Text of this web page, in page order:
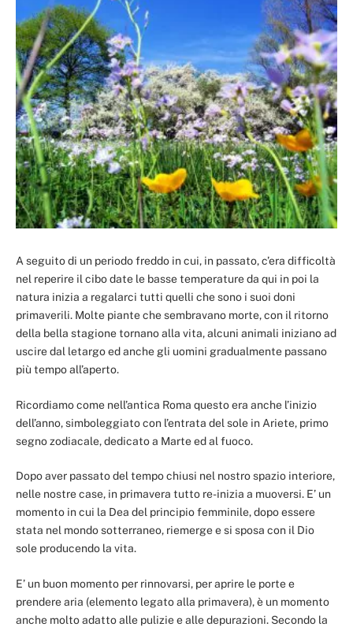
A seguito di un periodo freddo in cui, in passato, c’era difficoltà
nel reperire il cibo date le basse temperature da qui in poi la
natura inizia a regalarci tutti quelli che sono i suoi doni
primaverili. Molte piante che sembravano morte, con il ritorno
della bella stagione tornano alla vita, alcuni animali iniziano ad
uscire dal letargo ed anche gli uomini gradualmente passano
più tempo all’aperto.
Ricordiamo come nell’antica Roma questo era anche l’inizio
dell’anno, simboleggiato con l’entrata del sole in Ariete, primo
segno zodiacale, dedicato a Marte ed al fuoco.
Dopo aver passato del tempo chiusi nel nostro spazio interiore,
nelle nostre case, in primavera tutto re-inizia a muoversi. E’ un
momento in cui la Dea del principio femminile, dopo essere
stata nel mondo sotterraneo, riemerge e si sposa con il Dio
sole producendo la vita.
E’ un buon momento per rinnovarsi, per aprire le porte e
prendere aria (elemento legato alla primavera), è un momento
anche molto adatto alle pulizie e alle depurazioni. Secondo la